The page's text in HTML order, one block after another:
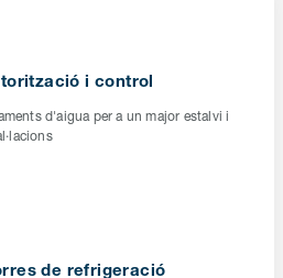
i control
d'aigua per a un major estalvi i
de refrigeració